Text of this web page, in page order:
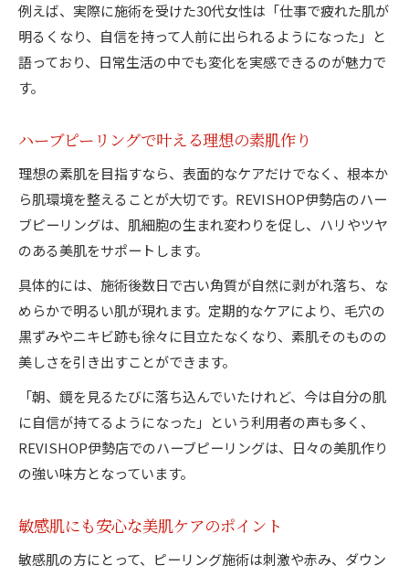
例えば、実際に施術を受けた30代女性は「仕事で疲れた肌が
明るくなり、自信を持って人前に出られるようになった」と
語っており、日常生活の中でも変化を実感できるのが魅力で
す。
ハーブピーリングで叶える理想の素肌作り
理想の素肌を目指すなら、表面的なケアだけでなく、根本か
ら肌環境を整えることが大切です。REVISHOP伊勢店のハー
ブピーリングは、肌細胞の生まれ変わりを促し、ハリやツヤ
のある美肌をサポートします。
具体的には、施術後数日で古い角質が自然に剥がれ落ち、な
めらかで明るい肌が現れます。定期的なケアにより、毛穴の
黒ずみやニキビ跡も徐々に目立たなくなり、素肌そのものの
美しさを引き出すことができます。
「朝、鏡を見るたびに落ち込んでいたけれど、今は自分の肌
に自信が持てるようになった」という利用者の声も多く、
REVISHOP伊勢店でのハーブピーリングは、日々の美肌作り
の強い味方となっています。
敏感肌にも安心な美肌ケアのポイント
敏感肌の方にとって、ピーリング施術は刺激や赤み、ダウン